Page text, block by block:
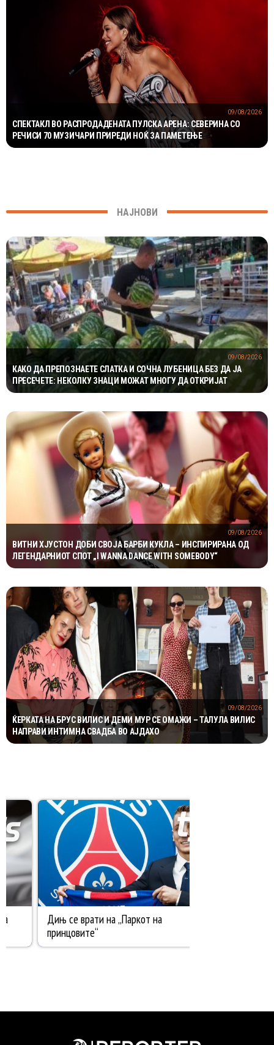
СПЕКТАКЛ ВО РАСПРОДАДЕНАТА ПУЛСКА АРЕНА: СЕВЕРИНА СО
РЕЧИСИ 70 МУЗИЧАРИ ПРИРЕДИ НОЌ ЗА ПАМЕТЕЊЕ
09/08/2026
НАЈНОВИ
КАКО ДА ПРЕПОЗНАЕТЕ СЛАТКА И СОЧНА ЛУБЕНИЦА БЕЗ ДА ЈА
ПРЕСЕЧЕТЕ: НЕКОЛКУ ЗНАЦИ МОЖАТ МНОГУ ДА ОТКРИЈАТ
09/08/2026
ВИТНИ ХЈУСТОН ДОБИ СВОЈА БАРБИ КУКЛА – ИНСПИРИРАНА ОД
ЛЕГЕНДАРНИОТ СПОТ „I WANNA DANCE WITH SOMEBODY“
09/08/2026
ЌЕРКАТА НА БРУС ВИЛИС И ДЕМИ МУР СЕ ОМАЖИ – ТАЛУЛА ВИЛИС
НАПРАВИ ИНТИМНА СВАДБА ВО АЈДАХО
09/08/2026